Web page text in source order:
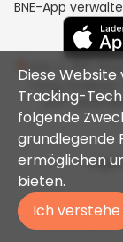
BNE-App
Unit C, 8/F,
Tong,
2017-2026
Diese
Tracking-
folgende
grundlegende
ermöglichen
bieten.
Ich verstehe